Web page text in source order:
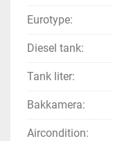
Eurotype:
Diesel tank:
Tank liter:
Bakkamera:
Aircondition: